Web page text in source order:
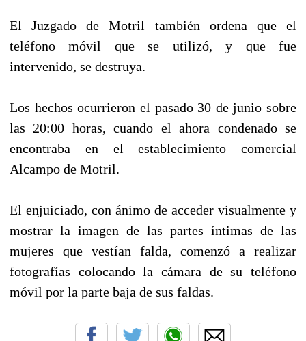
El Juzgado de Motril también ordena que el
teléfono móvil que se utilizó, y que fue
intervenido, se destruya.
Los hechos ocurrieron el pasado 30 de junio sobre
las 20:00 horas, cuando el ahora condenado se
encontraba en el establecimiento comercial
Alcampo de Motril.
El enjuiciado, con ánimo de acceder visualmente y
mostrar la imagen de las partes íntimas de las
mujeres que vestían falda, comenzó a realizar
fotografías colocando la cámara de su teléfono
móvil por la parte baja de sus faldas.